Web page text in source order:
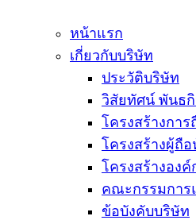
หน้าแรก
เกี่ยวกับบริษัท
ประวัติบริษัท
วิสัยทัศน์ พันธ
โครงสร้างกา
โครงสร้างผู้ถื
โครงสร้างองค์
คณะกรรมการ
ข้อบังคับบริษัท